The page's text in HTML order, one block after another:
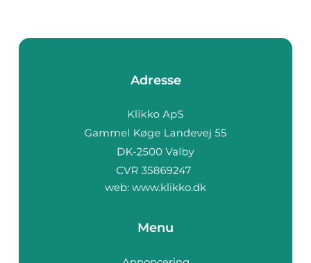
Adresse
web: www.klikko.dk
Menu